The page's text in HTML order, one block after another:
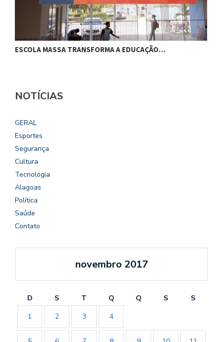
ESCOLA MASSA TRANSFORMA A EDUCAÇÃO…
NOTÍCIAS
GERAL
Esportes
Segurança
Cultura
Tecnologia
Alagoas
Política
Saúde
Contato
novembro 2017
D S T Q Q S
S
1
2 3 4